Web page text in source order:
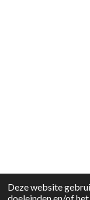
Deze website